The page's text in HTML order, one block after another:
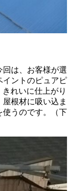
は、お客様が選
イントのピュアピ
れいに仕上がり
根材に吸い込ま
使うのです。（下